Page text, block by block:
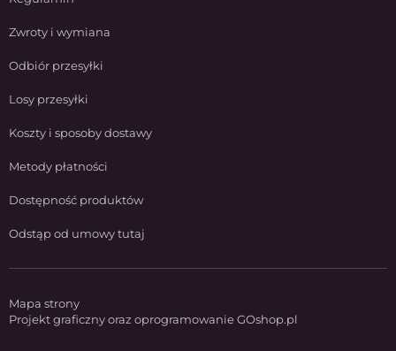
Zwroty i wymiana
Odbiór przesyłki
Losy przesyłki
Koszty i sposoby dostawy
Metody płatności
Dostępność produktów
Odstąp od umowy tutaj
Mapa strony
Projekt graficzny oraz oprogramowanie GOshop.pl